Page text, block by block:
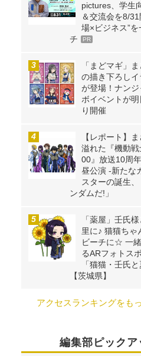
pictures、学生
＆交流会を8/
場×ビジネス”
チ
PR
「まどマギ」
の描き下ろし
が登場！ナン
ボイベントが
り開催
【レポート】
溢れた『機動戦
00』放送10周
昼公演 -新たな
スターの誕生
ンダムだ!」
「薬屋」壬氏
里に♪ 猫猫ちゃ
ビーチに☆ 一
るARフォトス
「猫猫・壬氏
【茨城県】
アクセスランキングをも
編集部ピックア